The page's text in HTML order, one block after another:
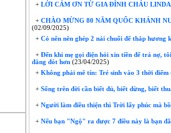
+ LỜI CẢM ƠN TỪ GIA ĐÌNH CHÁU LINDA
+ CHÀO MỪNG 80 NĂM QUỐC KHÁNH
(02/09/2025)
+ Có nên nên ghép 2 nải chuối để thắp hương
+ Đến khi mẹ gọi điện hỏi xin tiền để trả nợ,
đắng đót hơn (23/04/2025)
+ Không phải mê tín: Trẻ sinh vào 3 thời
+ Sống trên đời cần biết đủ, biết dừng, biết
+ Người làm điều thiện thì Trời lấy phúc mà
+ Nếu bạn "Ngộ" ra được 7 điều này là bạn